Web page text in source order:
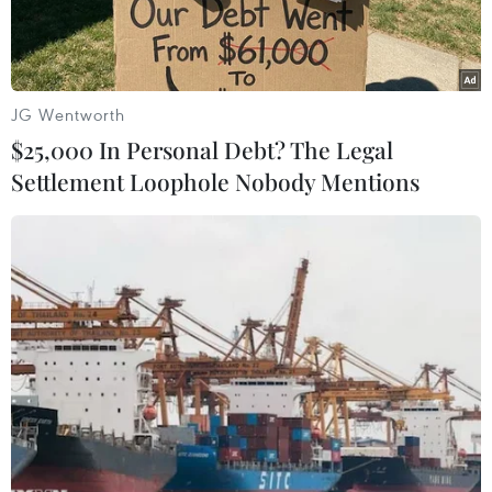
Cảng biển và vận tải biển vẫn là trụ cột cốt lõi trong hoạt động
sản xuất kinh doanh của Tổng công ty Hàng hải Việt Nam.
(Ảnh: PV/Vietnam+)
Tổng công ty Hàng hải Việt Nam (VIMC) luôn
tìm kiếm và tạo động lực tăng trưởng mới trên
cơ sở hệ sinh thái cảng biển-vận tải biển-
JG Wentworth
$25,000 In Personal Debt? The Legal
Settlement Loophole Nobody Mentions